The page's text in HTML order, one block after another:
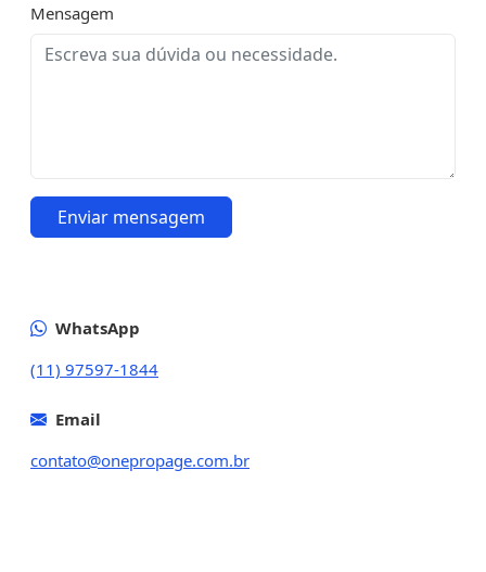
Mensagem
Enviar mensagem
WhatsApp
(11) 97597-1844
Email
contato@onepropage.com.br